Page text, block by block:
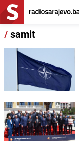
/samit